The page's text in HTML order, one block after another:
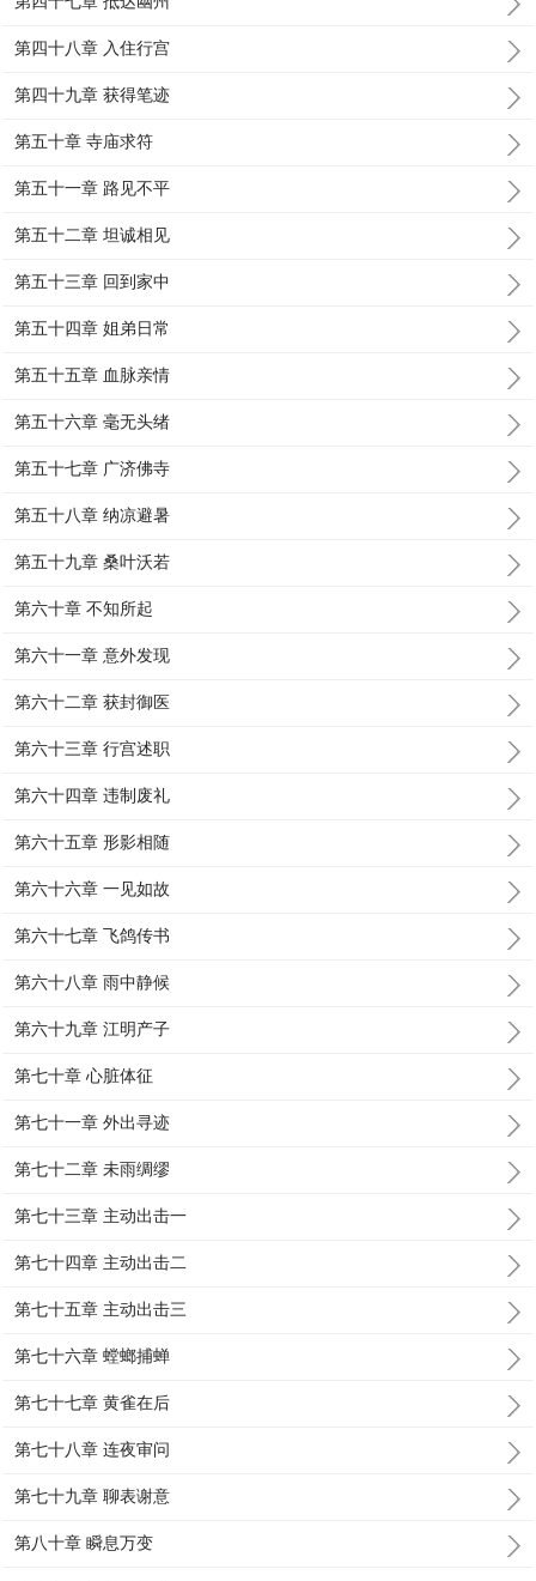
第四十八章 入住行宫
第四十九章 获得笔迹
第五十章 寺庙求符
第五十一章 路见不平
第五十二章 坦诚相见
第五十三章 回到家中
第五十四章 姐弟日常
第五十五章 血脉亲情
第五十六章 毫无头绪
第五十七章 广济佛寺
第五十八章 纳凉避暑
第五十九章 桑叶沃若
第六十章 不知所起
第六十一章 意外发现
第六十二章 获封御医
第六十三章 行宫述职
第六十四章 违制废礼
第六十五章 形影相随
第六十六章 一见如故
第六十七章 飞鸽传书
第六十八章 雨中静候
第六十九章 江明产子
第七十章 心脏体征
第七十一章 外出寻迹
第七十二章 未雨绸缪
第七十三章 主动出击一
第七十四章 主动出击二
第七十五章 主动出击三
第七十六章 螳螂捕蝉
第七十七章 黄雀在后
第七十八章 连夜审问
第七十九章 聊表谢意
第八十章 瞬息万变